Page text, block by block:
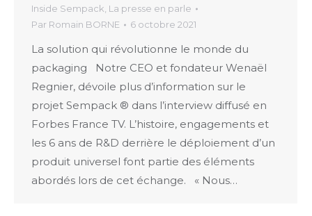
Inside Sempack, La presse en parle
Par Romain BORNE 6 octobre 2021
La solution qui révolutionne le monde du
packaging Notre CEO et fondateur Wenaël
Regnier, dévoile plus d’information sur le
projet Sempack ® dans l’interview diffusé en
Forbes France TV. L’histoire, engagements et
les 6 ans de R&D derrière le déploiement d’un
produit universel font partie des éléments
abordés lors de cet échange. « Nous…